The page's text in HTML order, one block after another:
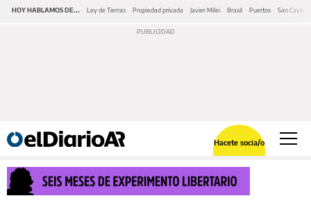
HOY HABLAMOS DE... Ley de Tierras Propiedad privada Javier Milei Brasil Puertos San
Hacete socia/o